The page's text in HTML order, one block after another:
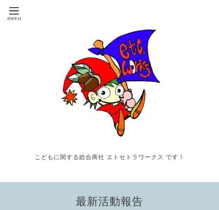
こどもに関する総合商社 エトセトラワークス です！
最新活動報告